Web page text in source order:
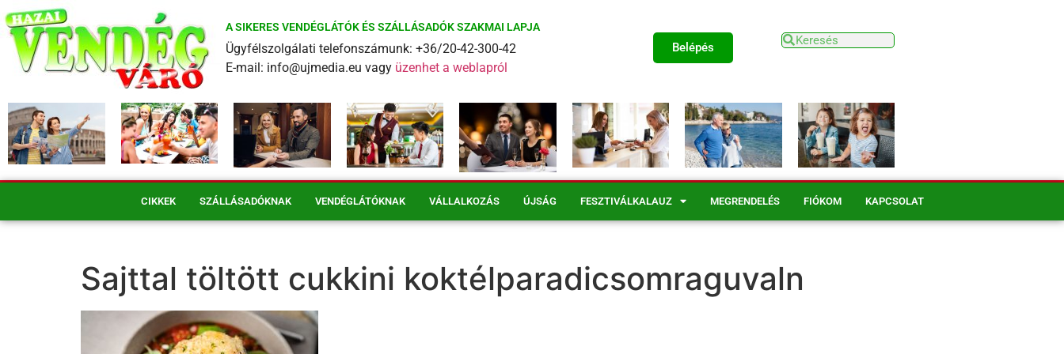
A SIKERES VENDÉGLÁTÓK ÉS SZÁLLÁSADÓK SZAKMAI LAPJA
Ügyfélszolgálati telefonszámunk: +36/20-42-300-42
E-mail: info@ujmedia.eu vagy üzenhet a weblapról
Belépés
CIKKEK SZÁLLÁSADÓKNAK VENDÉGLÁTÓKNAK VÁLLALKOZÁS ÚJSÁG FESZTIVÁLKALAUZ MEGRENDELÉS FIÓKOM KAPCSOLAT
Sajttal töltött cukkini koktélparadicsomraguvaln